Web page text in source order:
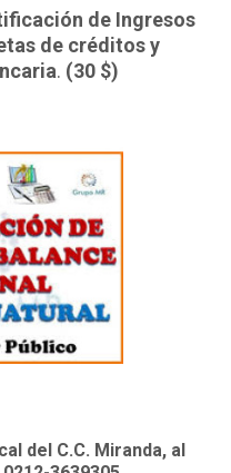
de Ingresos
de créditos y
. (30 $)
del C.C. Miranda, al